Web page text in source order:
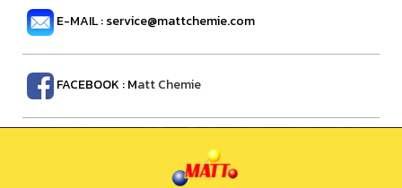
E-MAIL : service@mattchemie.com
FACEBOOK : Matt Chemie